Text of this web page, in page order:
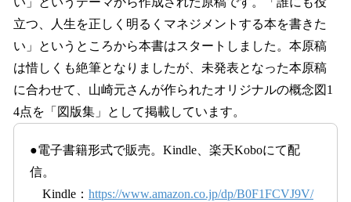
立つ、人生を正しく明るくマネジメントする本を書きた
い」というところから本書はスタートしました。本原稿
は惜しくも絶筆となりましたが、未発表となった本原稿
に合わせて、山崎元さんが作られたオリジナルの概念図1
4点を「図版集」として掲載しています。
●電子書籍形式で販売。Kindle、楽天Koboにて配
信。
Kindle： https://www.amazon.co.jp/dp/B0F1FCVJ9V/